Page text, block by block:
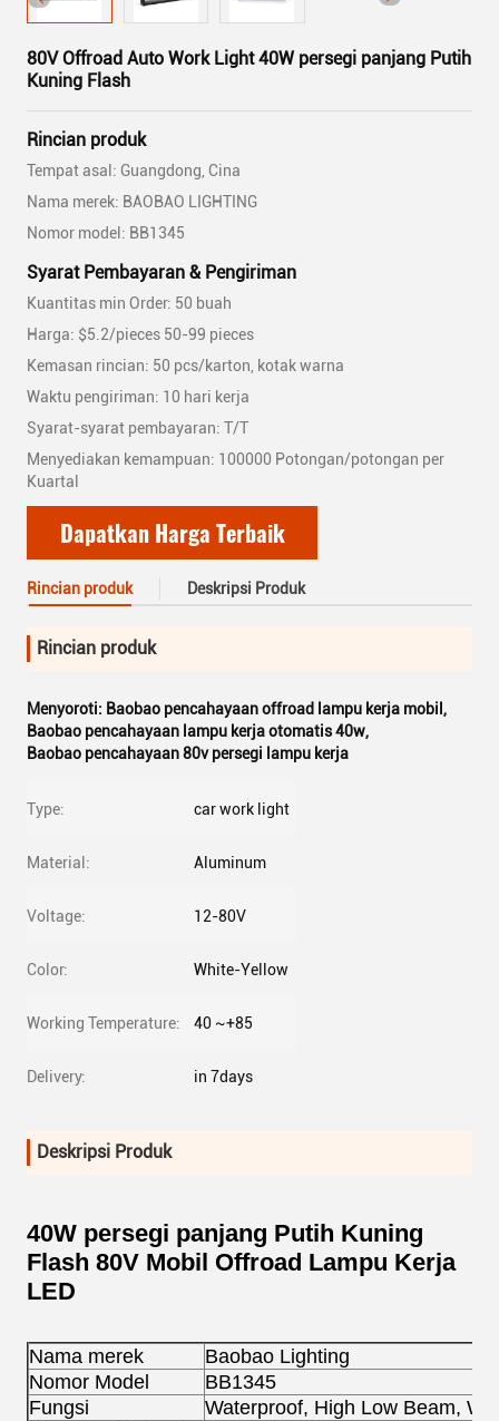
80V Offroad Auto Work Light 40W persegi panjang Putih
Kuning Flash
Rincian produk
Tempat asal: Guangdong, Cina
Nama merek: BAOBAO LIGHTING
Nomor model: BB1345
Syarat Pembayaran & Pengiriman
Kuantitas min Order: 50 buah
Harga: $5.2/pieces 50-99 pieces
Kemasan rincian: 50 pcs/karton, kotak warna
Waktu pengiriman: 10 hari kerja
Syarat-syarat pembayaran: T/T
Menyediakan kemampuan: 100000 Potongan/potongan per
Kuartal
Dapatkan Harga Terbaik
Rincian produk Deskripsi Produk
Rincian produk
Menyoroti: Baobao pencahayaan offroad lampu kerja mobil ,
Baobao pencahayaan lampu kerja otomatis 40w,
Baobao pencahayaan 80v persegi lampu kerja
Type: car work light
Material: Aluminum
Voltage: 12-80V
Color: White-Yellow
Working Temperature: 40 ~+85
Delivery: in 7days
Deskripsi Produk
40W persegi panjang Putih Kuning
Flash 80V Mobil Offroad Lampu Kerja
LED
Nama merek
Baobao Lighting
Nomor Model
BB1345
Fungsi
Waterproof, High Low Beam,